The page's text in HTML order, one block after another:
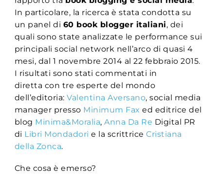
In particolare, la ricerca è stata condotta su
un panel di 60 book blogger italiani, dei
quali sono state analizzate le performance sui
principali social network nell’arco di quasi 4
mesi, dal 1 novembre 2014 al 22 febbraio 2015.
I risultati sono stati commentati in
diretta con tre esperte del mondo
dell’editoria:Valentina Aversano, social media
manager presso Minimum Fax ed editrice del
blog Minima&Moralia,Anna Da Re Digital PR
di Libri Mondadori e la scrittriceCristiana
della Zonca.
Che cosa è emerso?